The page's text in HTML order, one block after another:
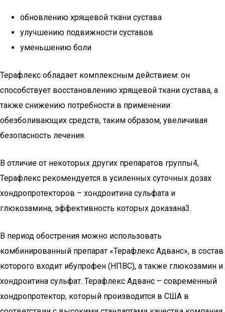
обновлению хрящевой ткани сустава
улучшению подвижности суставов
уменьшению боли
Терафлекс обладает комплексным действием: он
способствует восстановлению хрящевой ткани сустава, а
также снижению потребности в применении
обезболивающих средств, таким образом, увеличивая
безопасность лечения.
В отличие от некоторых других препаратов группы4,
Терафлекс рекомендуется в усиленных суточных дозах
хондропротекторов – хондроитина сульфата и
глюкозамина, эффективность которых доказана3.
В период обострения можно использовать
комбинированный препарат «Терафлекс Адванс», в состав
которого входит ибупрофен (НПВС), а также глюкозамин и
хондроитина сульфат. Терафлекс Адванс – современный
хондропротектор, который производится в США в